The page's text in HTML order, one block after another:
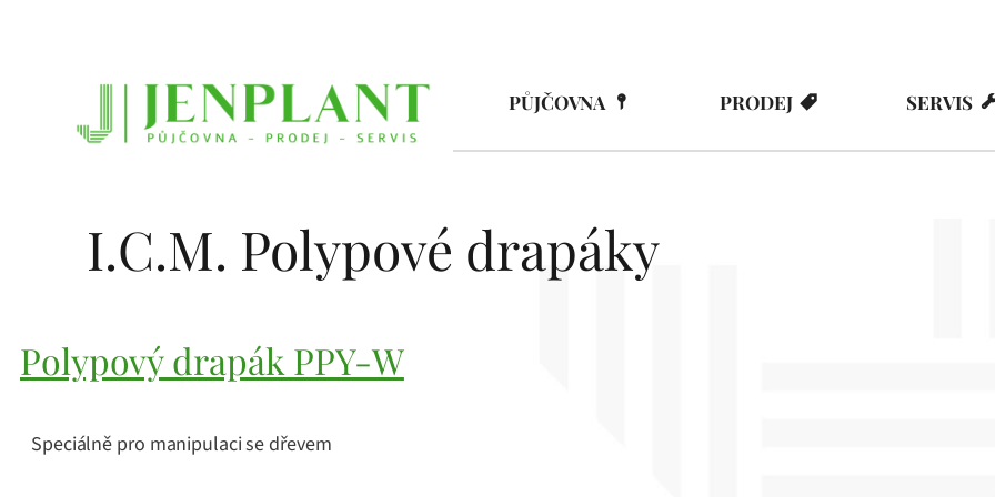
PŮJČOVNA PRODEJ SERVIS
I.C.M. Polypové drapáky
Polypový drapák PPY-W
Speciálně pro manipulaci se dřevem